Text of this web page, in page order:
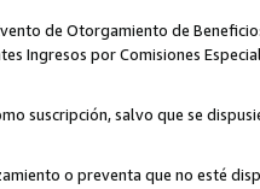
de Otorgamiento de
Ingresos por Comisiones
suscripción, salvo que se
o preventa que no esté